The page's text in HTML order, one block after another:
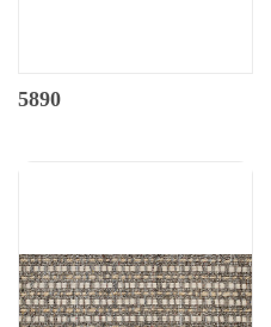
5890